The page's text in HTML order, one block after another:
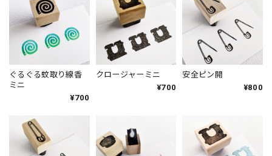
ぐるぐる蚊取り線香
ミニ
¥700
クロージャーミニ
¥700
安全ピン開
¥800